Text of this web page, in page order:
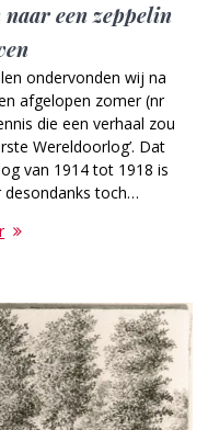
een zeppelin
ondervonden wij na
afgelopen zomer (nr
die een verhaal zou
Wereldoorlog’. Dat
van 1914 tot 1918 is
desondanks toch…